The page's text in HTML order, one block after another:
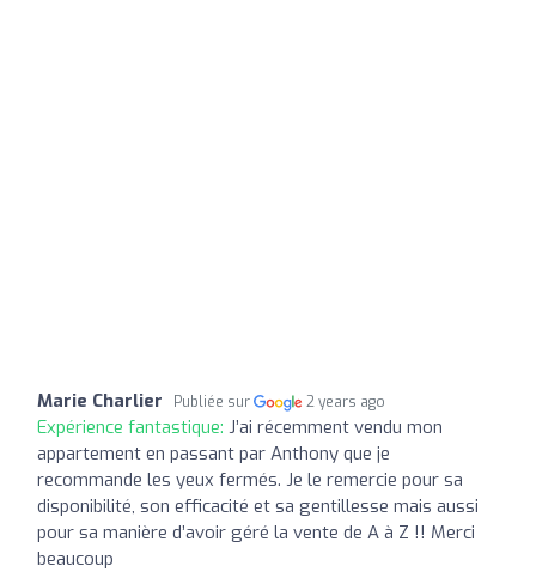
Marie Charlier Publiée sur 2 years ago
Expérience fantastique: J’ai récemment vendu mon
appartement en passant par Anthony que je
recommande les yeux fermés. Je le remercie pour sa
disponibilité, son efficacité et sa gentillesse mais aussi
pour sa manière d’avoir géré la vente de A à Z !! Merci
beaucoup